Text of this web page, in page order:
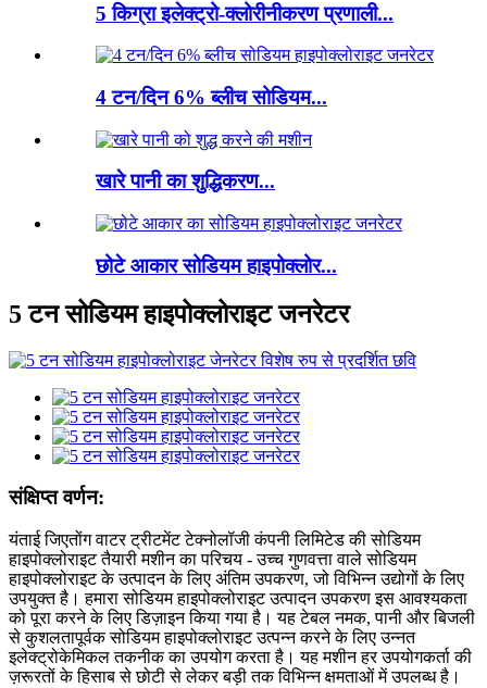
5 किग्रा इलेक्ट्रो-क्लोरीनीकरण प्रणाली...
4 टन/दिन 6% ब्लीच सोडियम...
खारे पानी का शुद्धिकरण...
छोटे आकार सोडियम हाइपोक्लोर...
5 टन सोडियम हाइपोक्लोराइट जनरेटर
संक्षिप्त वर्णन:
यंताई जिएतोंग वाटर ट्रीटमेंट टेक्नोलॉजी कंपनी लिमिटेड की सोडियम
हाइपोक्लोराइट तैयारी मशीन का परिचय - उच्च गुणवत्ता वाले सोडियम
हाइपोक्लोराइट के उत्पादन के लिए अंतिम उपकरण, जो विभिन्न उद्योगों के लिए
उपयुक्त है। हमारा सोडियम हाइपोक्लोराइट उत्पादन उपकरण इस आवश्यकता
को पूरा करने के लिए डिज़ाइन किया गया है। यह टेबल नमक, पानी और बिजली
से कुशलतापूर्वक सोडियम हाइपोक्लोराइट उत्पन्न करने के लिए उन्नत
इलेक्ट्रोकेमिकल तकनीक का उपयोग करता है। यह मशीन हर उपयोगकर्ता की
ज़रूरतों के हिसाब से छोटी से लेकर बड़ी तक विभिन्न क्षमताओं में उपलब्ध है।